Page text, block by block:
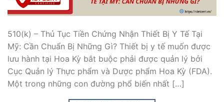
510(k) – Thủ Tục Tiền Chứng Nhận Thiết Bị Y Tế Tại
Mỹ: Cần Chuẩn Bị Những Gì? Thiết bị y tế muốn được
lưu hành tại Hoa Kỳ bắt buộc phải được quản lý bởi
Cục Quản lý Thực phẩm và Dược phẩm Hoa Kỳ (FDA).
Một trong những con đường phổ biến nhất […]